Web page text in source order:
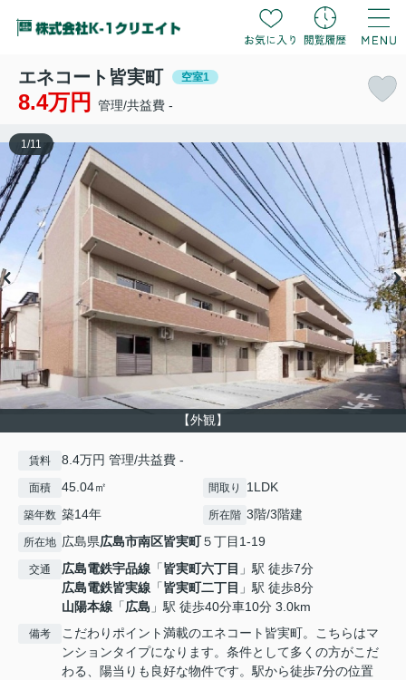
エネコート皆実町 空室1
8.4万円 管理/共益費 -
【外観】
1 /11
賃料 8.4万円 管理/共益費 -
面積 45.04㎡ 間取り 1LDK
築年数 築14年 所在階 3階/3階建
所在地 広島県広島市南区皆実町５丁目1-19
交通 広島電鉄宇品線 「皆実町六丁目 」駅 徒歩7分
広島電鉄皆実線 「皆実町二丁目 」駅 徒歩8分
山陽本線 「広島 」駅 徒歩40分車10分 3.0km
備考
こだわりポイント満載のエネコート皆実町。こちらはマ
ンションタイプになります。条件として多くの方がこだ
わる、陽当りも良好な物件です。駅から徒歩7分の位置